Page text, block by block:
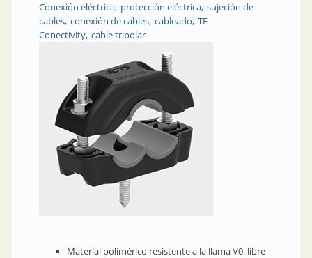
Conexión eléctrica protección eléctrica sujeción de
cables conexión de cables cableado TE
Conectivity cable tripolar
Material polimérico resistente a la llama V0, libre